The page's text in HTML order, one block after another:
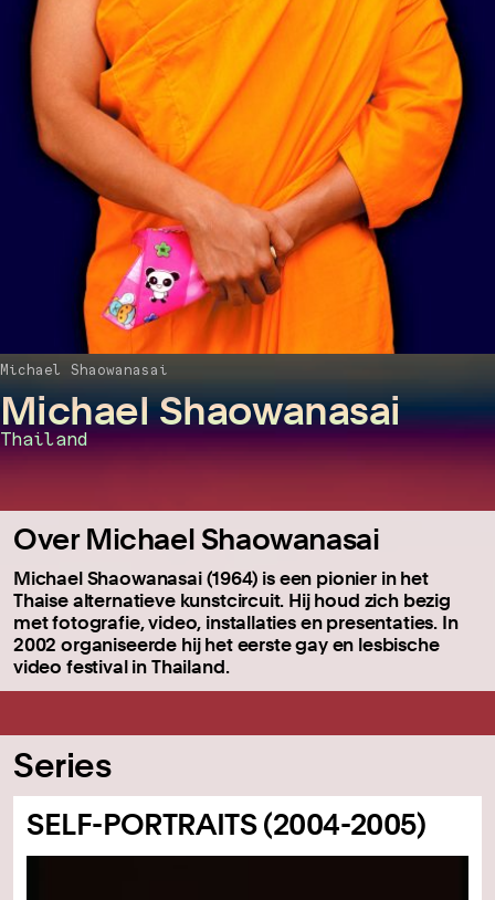
Michael Shaowanasai
Thailand
Michael Shaowanasai
Over Michael Shaowanasai
Michael Shaowanasai (1964) is een pionier in het
Thaise alternatieve kunstcircuit. Hij houd zich bezig
met fotografie, video, installaties en presentaties. In
2002 organiseerde hij het eerste gay en lesbische
video festival in Thailand.
Series
SELF-PORTRAITS (2004-2005)